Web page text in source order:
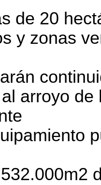
de 20
y zonas
arroyo